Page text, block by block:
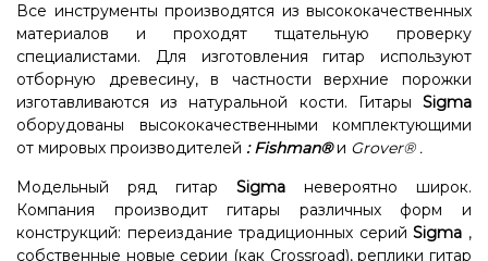
Все инструменты производятся из высококачественных
материалов и проходят тщательную проверку
специалистами. Для изготовления гитар используют
отборную древесину, в частности верхние порожки
изготавливаются из натуральной кости. Гитары Sigma
оборудованы высококачественными комплектующими
от мировых производителей :Fishman® и Grover® .
Модельный ряд гитар Sigma невероятно широк.
Компания производит гитары различных форм и
конструкций: переиздание традиционных серийSigma ,
собственные новые серии (как Crossroad), реплики гитар